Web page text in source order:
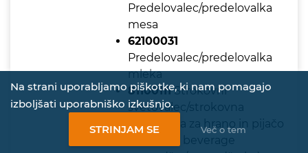
Na strani uporabljamo piškotke, ki nam pomagajo
izboljšati uporabniško izkušnjo.
STRINJAM SE
Več o tem
Predelovalec/predelovalka
mesa
62100031
Predelovalec/predelovalka
mleka
81100111Strokovni
svetovalec/strokovna
svetovalka za hrano in pijačo
(food and beverage